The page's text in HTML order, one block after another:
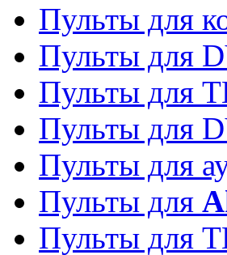
Пульты для
Пульты для
Пульты для
Пульты для
Пульты для
Пульты для
Пульты для